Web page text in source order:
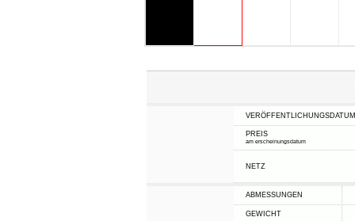
VERÖFFENTLICHUNGSDATUM
PREIS
am erscheinungsdatum
NETZ
ABMESSUNGEN
GEWICHT